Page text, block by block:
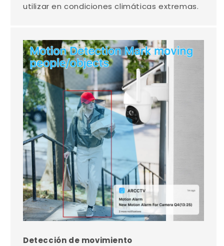
utilizar en condiciones climáticas extremas.
Detección de movimiento